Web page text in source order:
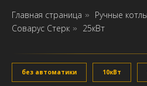
Главная страница » Ручные
Соварус Стерк » 25кВт
без автоматики 10кВт